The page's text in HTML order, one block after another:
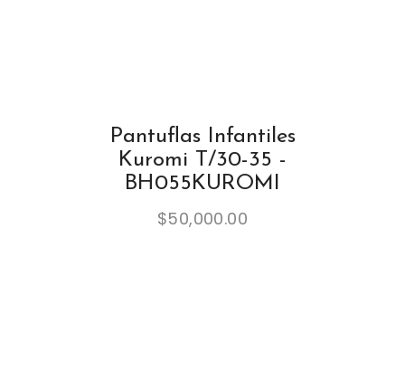
Pantuflas Infantiles
Kuromi T/30-35 -
BH055KUROMI
$50,000.00